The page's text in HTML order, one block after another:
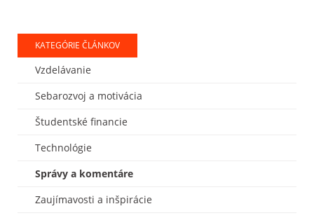
KATEGÓRIE ČLÁNKOV
Vzdelávanie
Sebarozvoj a motivácia
Študentské financie
Technológie
Správy a komentáre
Zaujímavosti a inšpirácie